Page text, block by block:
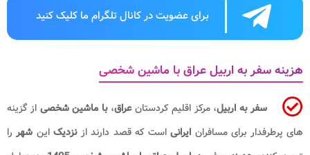
برای عضویت در کانال تلگرام ما کلیک کنید
هزینه سفر به اربیل عراق با ماشین شخصی
سفر به اربیل، مرکز اقلیم کردستانعراق،با ماشین شخصیاز گزینه
های پرطرفدار برای مسافران ایرانیاست که قصد دارند ازنزدیکاین شهر را